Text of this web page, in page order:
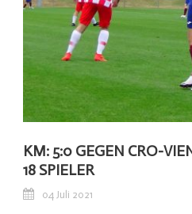
KM: 5:0 GEGEN CRO-
18 SPIELER
04 Juli 2021